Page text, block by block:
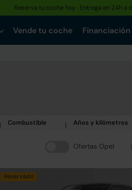
Reserva tu coche hoy · Entrega en 24h a
Vende tu coche Financiación
Combustible Años y kilómetros
Ofertas Opel
Reservado